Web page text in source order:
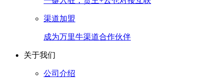
渠道加盟
成为万里牛渠道合作伙伴
关于我们
公司介绍